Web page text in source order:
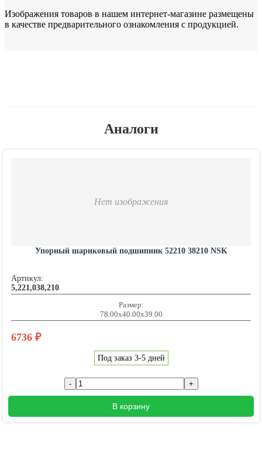
Изображения товаров в нашем интернет-магазине размещены
в качестве предварительного ознакомления с продукцией.
Аналоги
Нет изображения
Упорный шариковый подшипник 52210 38210 NSK
Артикул:
5,221,038,210
Размер:
78.00x40.00x39.00
6736 ₽
Под заказ 3-5 дней
В корзину